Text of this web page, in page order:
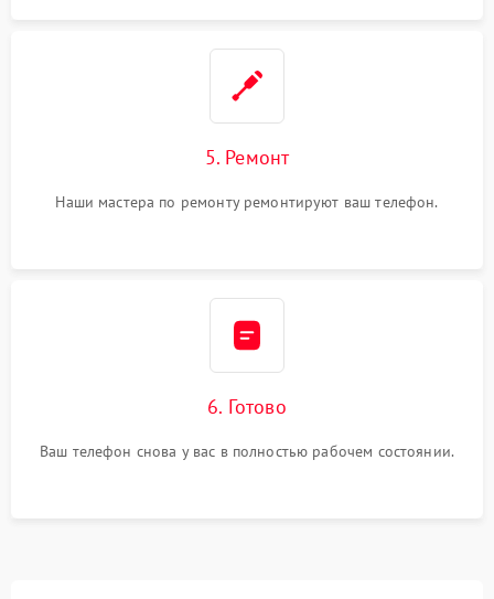
5. Ремонт
Наши мастера по ремонту ремонтируют ваш телефон.
6. Готово
Ваш телефон снова у вас в полностью рабочем состоянии.